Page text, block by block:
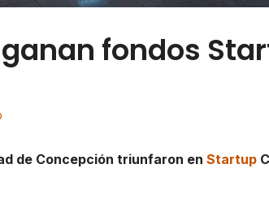
fondos
de Concepción triunfaron en Startup